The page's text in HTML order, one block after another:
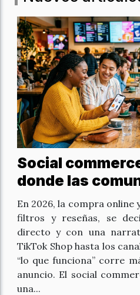
Social
donde las
digitales
En 2026, la compra online
filtros y reseñas, se
directo y con una
TikTok Shop hasta los
“lo que funciona” corre
anuncio. El social
una...